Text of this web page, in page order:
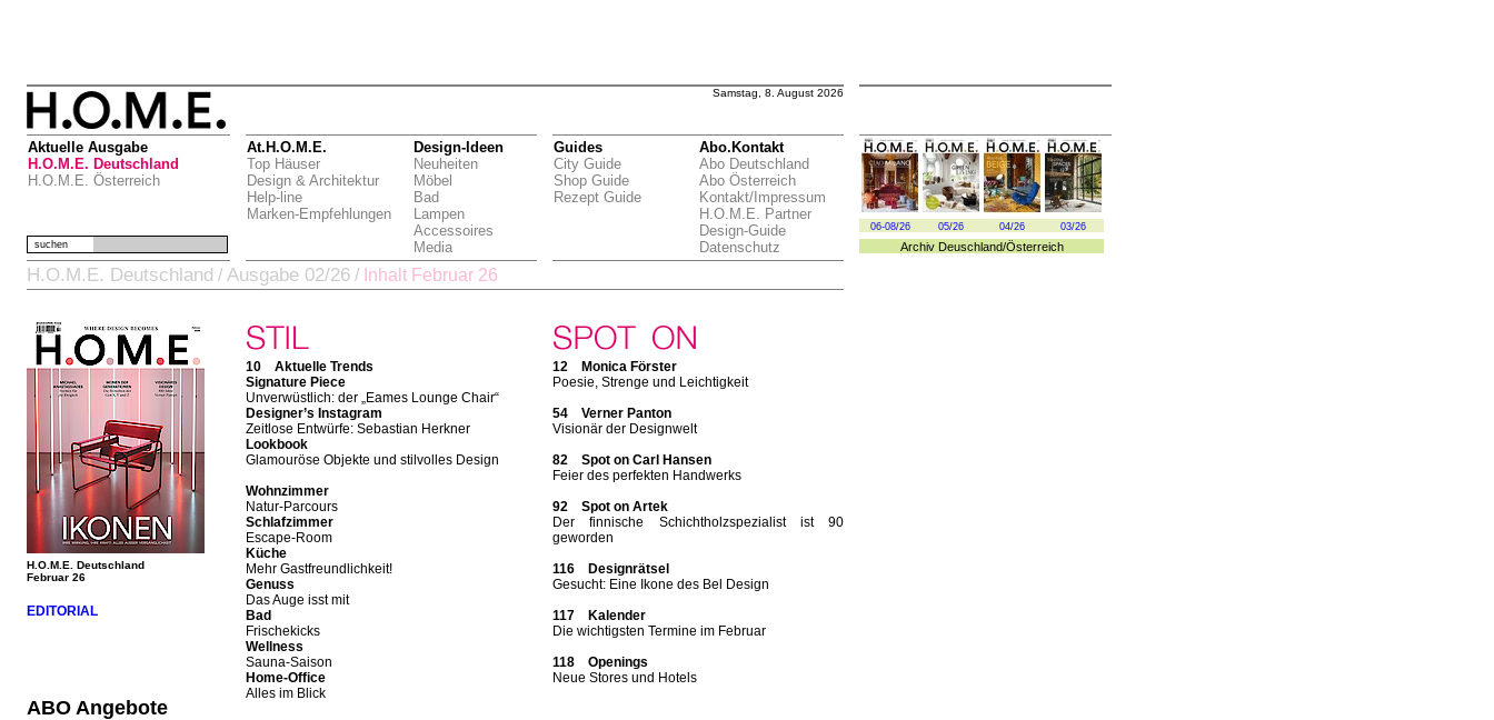
Samstag, 8. August 2026
Aktuelle Ausgabe
H.O.M.E. Deutschland
H.O.M.E. Österreich
At.H.O.M.E.
Top Häuser
Design & Architektur
Help-line
Marken-Empfehlungen
Design-Ideen
Neuheiten
Möbel
Bad
Lampen
Accessoires
Media
Guides
City Guide
Shop Guide
Rezept Guide
Abo.Kontakt
Abo Deutschland
Abo Österreich
Kontakt/Impressum
H.O.M.E. Partner
Design-Guide
Datenschutz
06-08/26 05/26 04/26 03/26
Archiv Deuschland/Österreich
suchen
H.O.M.E. Deutschland / Ausgabe 02/26 / Inhalt Februar 26
H.O.M.E. Deutschland
Februar 26
EDITORIAL
ABO Angebote
10 Aktuelle Trends
Signature Piece
Unverwüstlich: der „Eames Lounge Chair“
Designer’s Instagram
Zeitlose Entwürfe: Sebastian Herkner
Lookbook
Glamouröse Objekte und stilvolles Design
Wohnzimmer
Natur-Parcours
Schlafzimmer
Escape-Room
Küche
Mehr Gastfreundlichkeit!
Genuss
Das Auge isst mit
Bad
Frischekicks
Wellness
Sauna-Saison
Home-Office
Alles im Blick
12 Monica Förster
Poesie, Strenge und Leichtigkeit
54 Verner Panton
Visionär der Designwelt
82 Spot on Carl Hansen
Feier des perfekten Handwerks
92 Spot on Artek
Der finnische Schichtholzspezialist ist 90
geworden
116 Designrätsel
Gesucht: Eine Ikone des Bel Design
117 Kalender
Die wichtigsten Termine im Februar
118 Openings
Neue Stores und Hotels